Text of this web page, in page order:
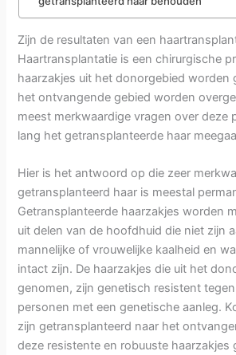
Zijn de resultaten van een
Haartransplantatie is een chirurgische
haarzakjes uit het donorgebied worden
het ontvangende gebied worden
meest merkwaardige vragen over deze
lang het getransplanteerde haar
Hier is het antwoord op die zeer
getransplanteerd haar is meestal
Getransplanteerde haarzakjes worden
uit delen van de hoofdhuid die niet zijn
mannelijke of vrouwelijke kaalheid en
intact zijn. De haarzakjes die uit het
genomen, zijn genetisch resistent
personen met een genetische aanleg.
zijn getransplanteerd naar het
deze resistente en robuuste haarzakjes